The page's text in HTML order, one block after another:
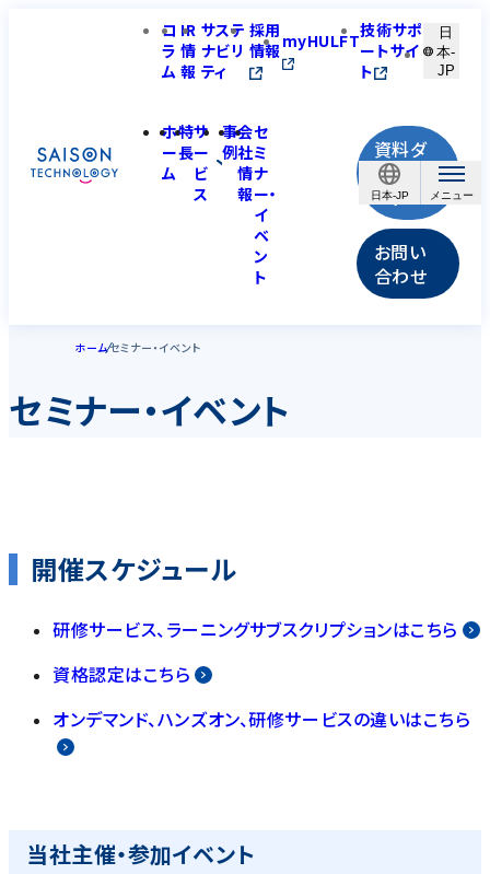
日本-JP
コ
ラ
ム
IR
情
報
サステ
ナビリ
ティ
採用
情報myHULFT技術サポ
ートサイ
ト
日
本-
JP
ホ
ー
ム
特
長
サ
ー
ビ
ス
事
例
会
社
情
報
セ
ミ
ナ
ー・
イ
ベ
ン
ト
資料ダ
ウンロ
ード
お問い
合わせ
ホームセミナー・イベント
セミナー・イベント
開催スケジュール
研修サービス、ラーニングサブスクリプションはこちら
資格認定はこちら
オンデマンド、ハンズオン、研修サービスの違いはこちら
当社主催・参加イベント